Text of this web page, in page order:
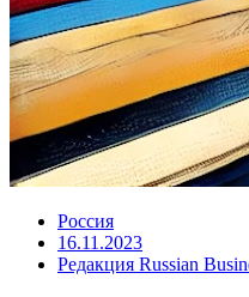
Россия
16.11.2023
Редакция Russian